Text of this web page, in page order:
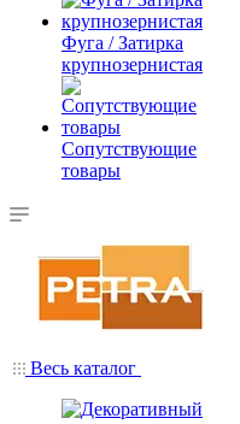
Фуга / Затирка
крупнозернистая
Сопутствующие
товары
Весь каталог